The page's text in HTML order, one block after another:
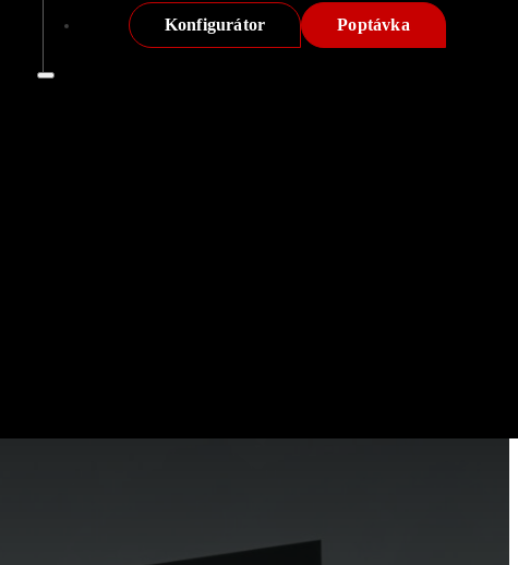
Konfigurátor Poptávka